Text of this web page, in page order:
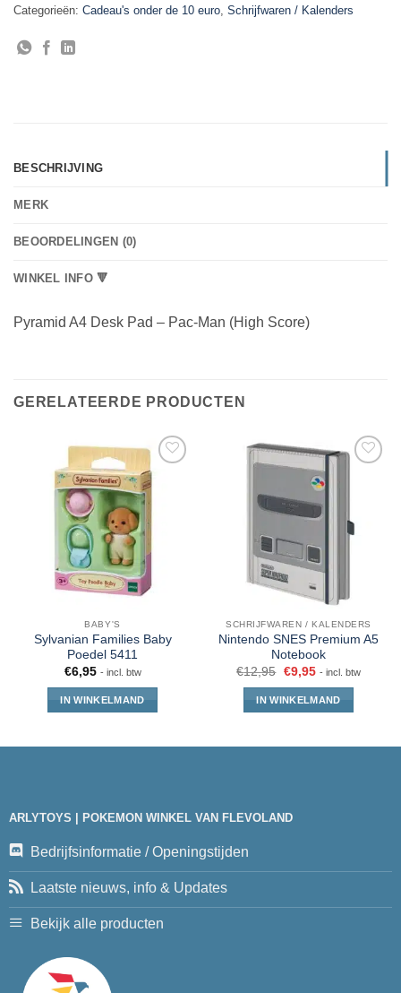
Categorieën: Cadeau's onder de 10 euro, Schrijfwaren / Kalenders
BESCHRIJVING
MERK
BEOORDELINGEN (0)
WINKEL INFO 🔻
Pyramid A4 Desk Pad – Pac-Man (High Score)
GERELATEERDE PRODUCTEN
BABY'S
Sylvanian Families Baby
Poedel 5411
€6,95 - incl. btw
IN WINKELMAND
SCHRIJFWAREN / KALENDERS
Nintendo SNES Premium A5
Notebook
€12,95 €9,95 - incl. btw
IN WINKELMAND
ARLYTOYS | POKEMON WINKEL VAN FLEVOLAND
Bedrijfsinformatie / Openingstijden
Laatste nieuws, info & Updates
Bekijk alle producten